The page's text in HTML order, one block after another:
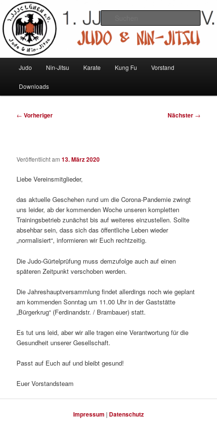
primären
Inhalt
springen1. JJJC Lünen e.V.
Judo und Ninjitsu
Judo Nin-Jitsu Karate Kung Fu Vorstand
Downloads
Beitragsnavigation
← Vorheriger Nächster →
Veröffentlicht am13. März 2020
Liebe Vereinsmitglieder,
das aktuelle Geschehen rund um die Corona-Pandemie zwingt
uns leider, ab der kommenden Woche unseren kompletten
Trainingsbetrieb zunächst bis auf weiteres einzustellen. Sollte
absehbar sein, dass sich das öffentliche Leben wieder
„normalisiert“, informieren wir Euch rechtzeitig.
Die Judo-Gürtelprüfung muss demzufolge auch auf einen
späteren Zeitpunkt verschoben werden.
Die Jahreshauptversammlung findet allerdings noch wie geplant
am kommenden Sonntag um 11.00 Uhr in der Gaststätte
„Bürgerkrug“ (Ferdinandstr. / Brambauer) statt.
Es tut uns leid, aber wir alle tragen eine Verantwortung für die
Gesundheit unserer Gesellschaft.
Passt auf Euch auf und bleibt gesund!
Euer Vorstandsteam
Impressum | Datenschutz